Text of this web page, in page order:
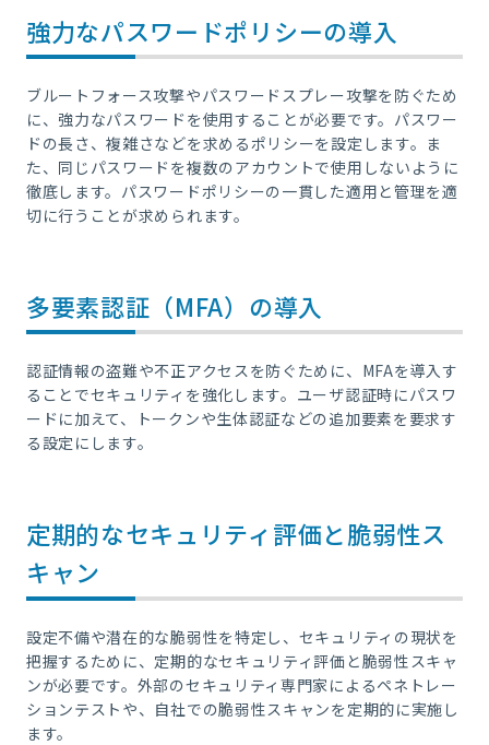
強力なパスワードポリシーの導入
ブルートフォース攻撃やパスワードスプレー攻撃を防ぐため
に、強力なパスワードを使用することが必要です。パスワー
ドの長さ、複雑さなどを求めるポリシーを設定します。ま
た、同じパスワードを複数のアカウントで使用しないように
徹底します。パスワードポリシーの一貫した適用と管理を適
切に行うことが求められます。
多要素認証（MFA）の導入
認証情報の盗難や不正アクセスを防ぐために、MFAを導入す
ることでセキュリティを強化します。ユーザ認証時にパスワ
ードに加えて、トークンや生体認証などの追加要素を要求す
る設定にします。
定期的なセキュリティ評価と脆弱性ス
キャン
設定不備や潜在的な脆弱性を特定し、セキュリティの現状を
把握するために、定期的なセキュリティ評価と脆弱性スキャ
ンが必要です。外部のセキュリティ専門家によるペネトレー
ションテストや、自社での脆弱性スキャンを定期的に実施し
ます。